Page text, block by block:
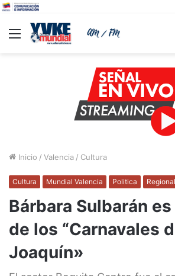
Menu
Inicio / Valencia / Cultura
Cultura Mundial Valencia Politica
Bárbara Sulbarán
de los “Carnavales
Joaquín»